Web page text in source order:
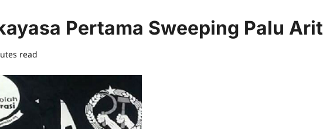
Pertama Sweeping Palu Arit
read